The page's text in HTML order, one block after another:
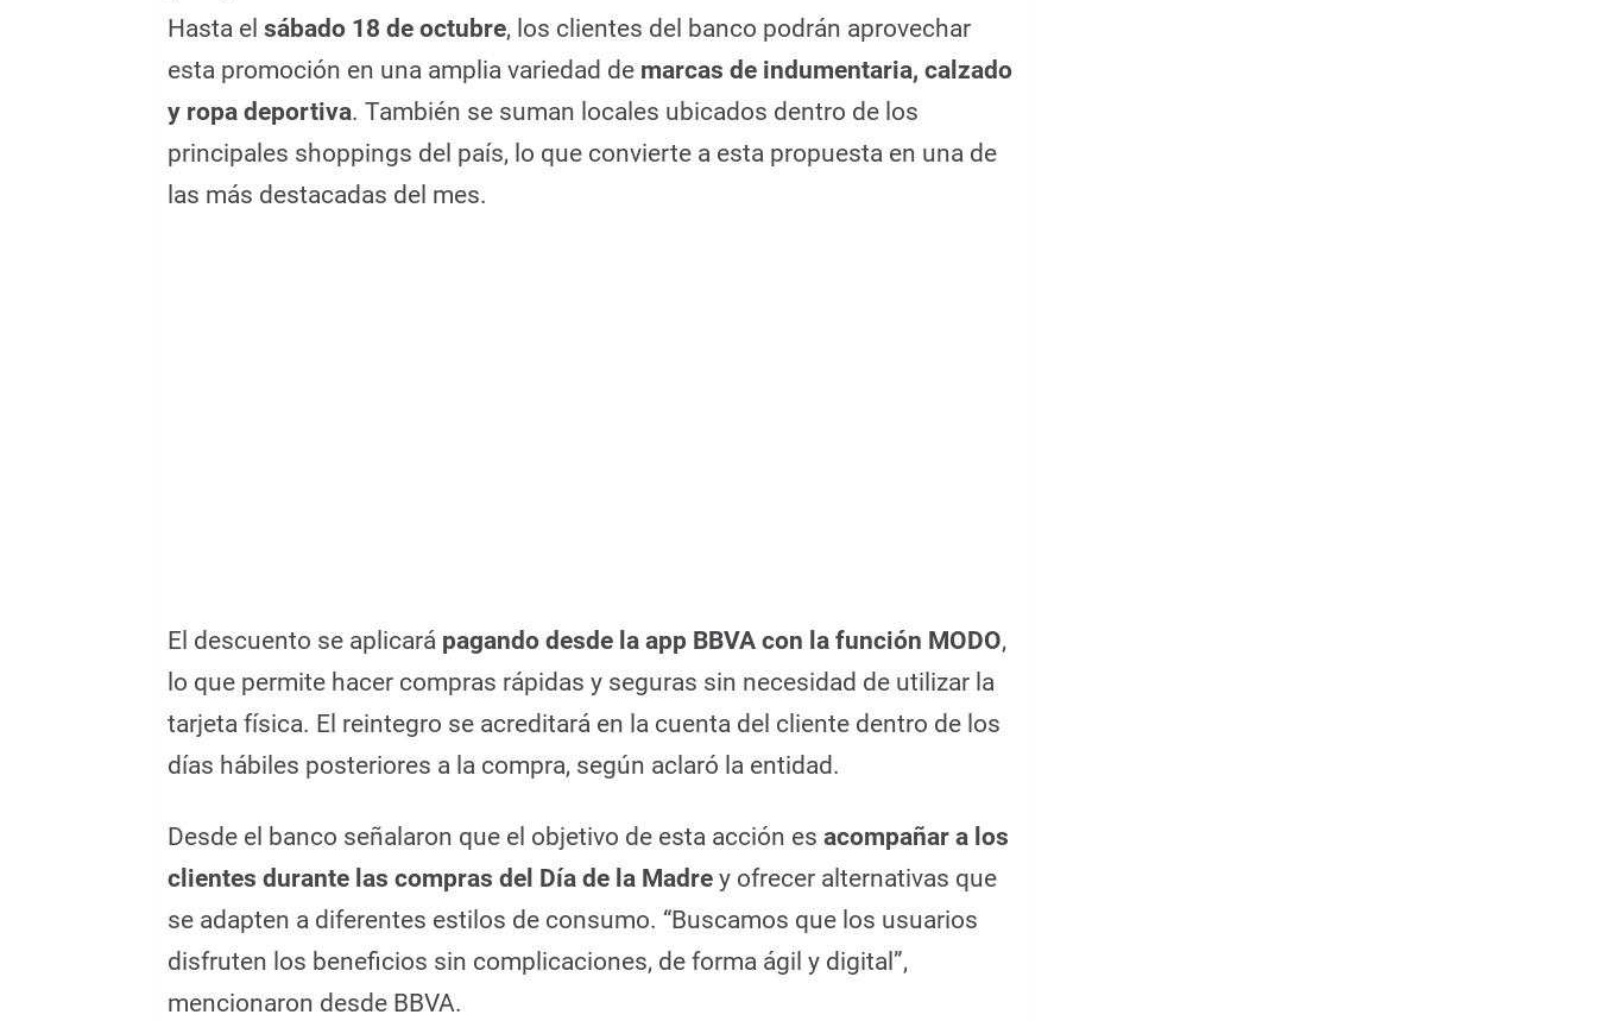
Hasta el sábado 18 de octubre, los clientes del banco podrán aprovechar
esta promoción en una amplia variedad de marcas de indumentaria, calzado
y ropa deportiva. También se suman locales ubicados dentro de los
principales shoppings del país, lo que convierte a esta propuesta en una de
las más destacadas del mes.
El descuento se aplicará pagando desde la app BBVA con la función MODO,
lo que permite hacer compras rápidas y seguras sin necesidad de utilizar la
tarjeta física. El reintegro se acreditará en la cuenta del cliente dentro de los
días hábiles posteriores a la compra, según aclaró la entidad.
Desde el banco señalaron que el objetivo de esta acción es acompañar a los
clientes durante las compras del Día de la Madrey ofrecer alternativas que
se adapten a diferentes estilos de consumo. “Buscamos que los usuarios
disfruten los beneficios sin complicaciones, de forma ágil y digital”,
mencionaron desde BBVA.